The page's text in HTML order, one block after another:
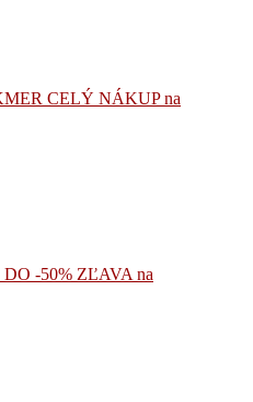
CELÝ NÁKUP na
-50% ZĽAVA na